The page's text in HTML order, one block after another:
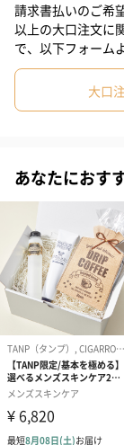
【トナー
うるおいと爽快感
男性のためのパ
多くの男性にと
った行為は、毎日
でしょう。また、
ず、自分専用のケ
いでしょうか。
請求書払いのご希
以上の大口注文に
で、以下フォーム
大口
あなたにおす